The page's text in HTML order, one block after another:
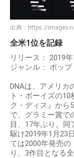
出典： https://images-
全米1位を記録
リリース： 2019
ジャンル： ポップ
DNAは、アメリカ
ト・ボーイズの
ク・ディス』から
で、グラミー賞で
目、17年ぶり。
駆け2019年1月23
ては2000年発売の
り、3作目となる